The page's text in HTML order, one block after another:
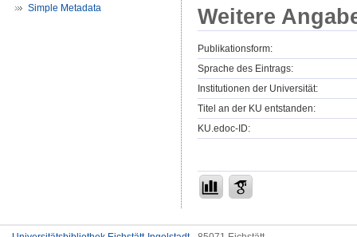
Simple Metadata
Weitere
Publikationsform:
Sprache des Eintrags:
Institutionen der Universität:
Titel an der KU entstanden:
KU.edoc-ID: